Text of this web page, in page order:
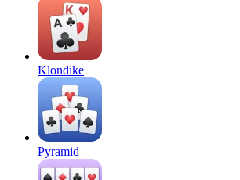
Klondike
Pyramid